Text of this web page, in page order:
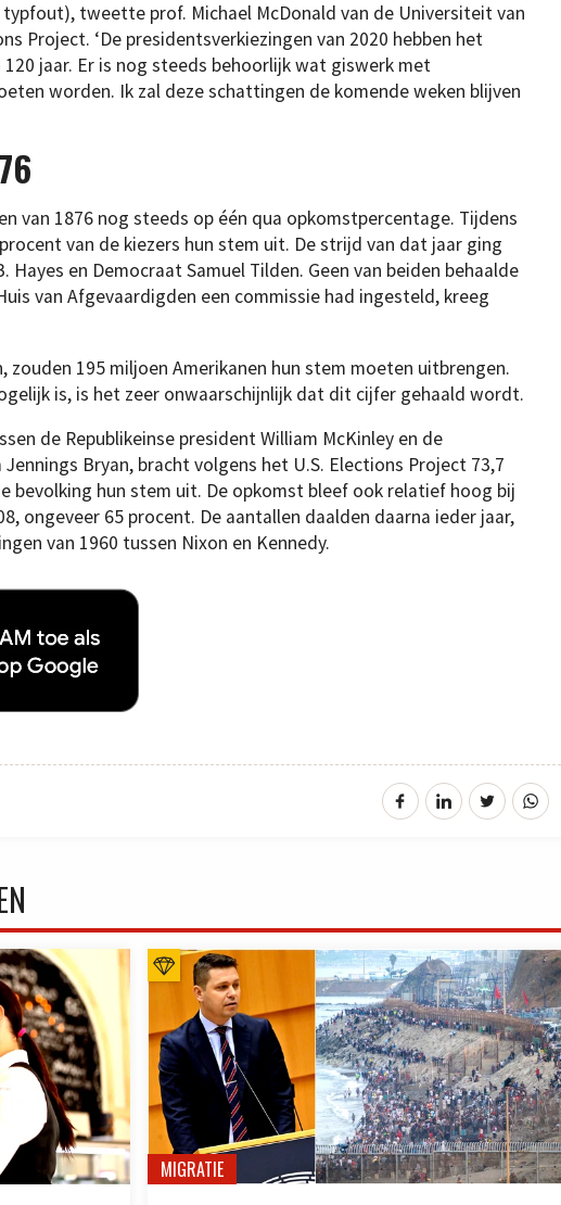
typfout), tweette prof. Michael McDonald van de Universiteit van
Project. ‘De presidentsverkiezingen van 2020 hebben het
jaar. Er is nog steeds behoorlijk wat giswerk met
worden. Ik zal deze schattingen de komende weken blijven
van 1876 nog steeds op één qua opkomstpercentage. Tijdens
van de kiezers hun stem uit. De strijd van dat jaar ging
Hayes en Democraat Samuel Tilden. Geen van beiden behaalde
van Afgevaardigden een commissie had ingesteld, kreeg
zouden 195 miljoen Amerikanen hun stem moeten uitbrengen.
is, is het zeer onwaarschijnlijk dat dit cijfer gehaald wordt.
de Republikeinse president William McKinley en de
Bryan, bracht volgens het U.S. Elections Project 73,7
bevolking hun stem uit. De opkomst bleef ook relatief hoog bij
ongeveer 65 procent. De aantallen daalden daarna ieder jaar,
van 1960 tussen Nixon en Kennedy.
MIGRATIE